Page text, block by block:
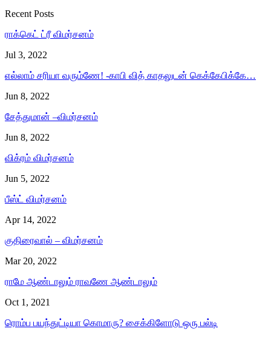
Recent Posts
ராக்கெட் ட்ரீ விமர்சனம்
Jul 3, 2022
எல்லாம் சரியா வரும்ணே! -காபி வித் காதலுடன் கெக்கேபிக்கே…
Jun 8, 2022
சேத்துமான் –விமர்சனம்
Jun 8, 2022
விக்ரம் விமர்சனம்
Jun 5, 2022
பீஸ்ட் விமர்சனம்
Apr 14, 2022
குதிரைவால் – விமர்சனம்
Mar 20, 2022
ராமே ஆண்டாலும் ராவணே ஆண்டாலும்
Oct 1, 2021
ரொம்ப பயந்துட்டியா கொமாரு? சைக்கிளோடு ஒரு பல்டி